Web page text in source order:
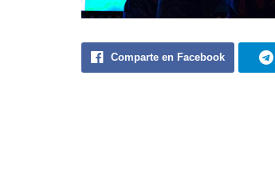
Comparte en Facebook